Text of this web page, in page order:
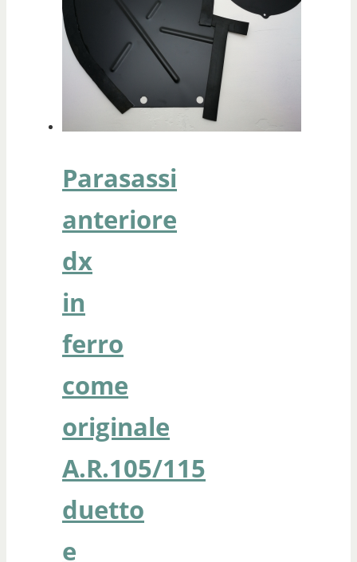
Parasassi
anteriore
dx
in
ferro
come
originale
A.R.105/115
duetto
e